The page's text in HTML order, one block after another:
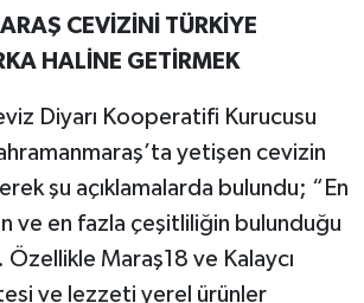
CEVİZİNİ TÜRKİYE
HALİNE GETİRMEK
Diyarı Kooperatifi Kurucusu
yetişen cevizin
şu açıklamalarda bulundu; “En
ve en fazla çeşitliliğin bulunduğu
Maraş18 ve Kalaycı
ve lezzeti yerel ürünler